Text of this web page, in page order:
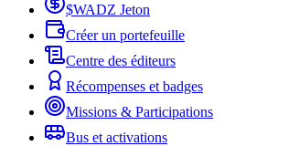
$WADZ Jeton
Créer un portefeuille
Centre des éditeurs
Récompenses et badges
Missions & Participations
Bus et activations